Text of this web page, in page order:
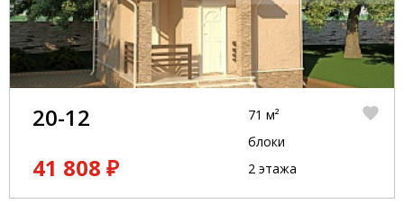
20-12
41 808 ₽
71 м²
блоки
2 этажа